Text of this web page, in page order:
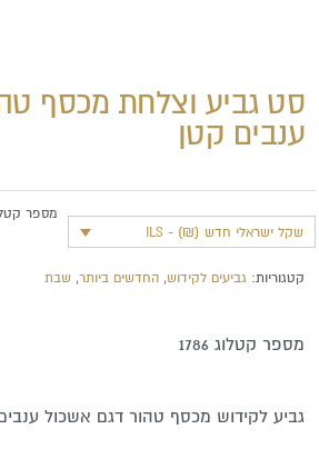
סט גביע וצלחת מכסף
ענבים קטן
שקל ישראלי חדש (₪) - ILS
מספר
קטגוריות: גביעים לקידוש,החדשים ביותר,שבת
מספר קטלוג 1786
גביע לקידוש מכסף טהור דגם אשכול ענבים